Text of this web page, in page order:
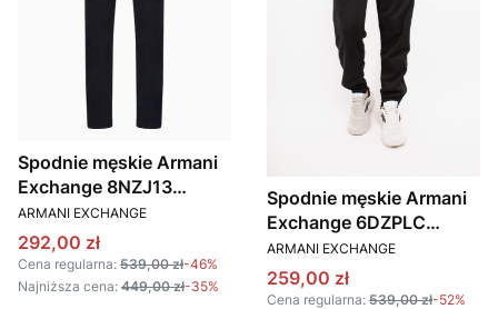
Spodnie męskie Armani
Exchange 8NZJ13
ZN1RZ granatowy
PRODUCENT
ARMANI EXCHANGE
Cena promocyjna
292,00 zł
Cena regularna: 539,00 zł-46%
Najniższa cena: 449,00 zł-35%
Spodnie męskie Armani
Exchange 6DZPLC
ZJNNZ czarny
PRODUCENT
ARMANI EXCHANGE
Cena promocyjna
259,00 zł
Cena regularna: 539,00 zł-52%